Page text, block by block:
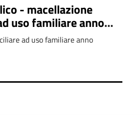
- macellazione
uso familiare anno
ad uso familiare anno